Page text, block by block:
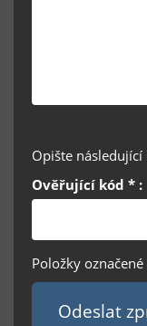
Opište následující
Ověřující kód * :
Položky